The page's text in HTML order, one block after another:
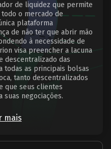
de liquidez que permite
o mercado de
plataforma
de não ter que abrir mão
à necessidade de
visa preencher a lacuna
descentralizado das
todas as principais bolsas
tanto descentralizados
que seus clientes
negociações.
mais